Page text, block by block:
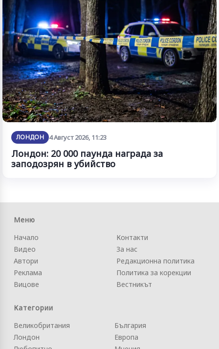
ЛОНДОН 4 Август 2026, 11:23
Лондон: 20 000 паунда награда за
заподозрян в убийство
Меню
Начало
Видео
Автори
Реклама
Вицове
Контакти
За нас
Редакционна политика
Политика за корекции
Вестникът
Категории
Великобритания
Лондон
България
Европа